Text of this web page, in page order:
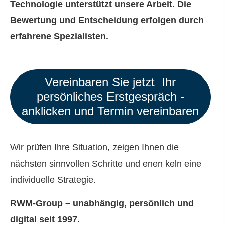
Technologie unterstützt unsere Arbeit. Die
Bewertung und Entscheidung erfolgen durch
erfahrene Spezialisten.
Vereinbaren Sie jetzt Ihr
persönliches Erstgespräch -
anklicken und Termin ver­ein­baren
Wir prüfen Ihre Situation, zeigen Ihnen die
nächsten sinnvollen Schritte und enen keln eine
individuelle Strategie.
RWM-Group – unabhängig, persönlich und
digital seit 1997.